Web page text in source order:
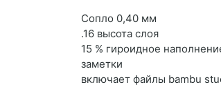
Сопло 0,40 мм
.16 высота слоя
15 % гироидное
заметки
включает файлы bambu